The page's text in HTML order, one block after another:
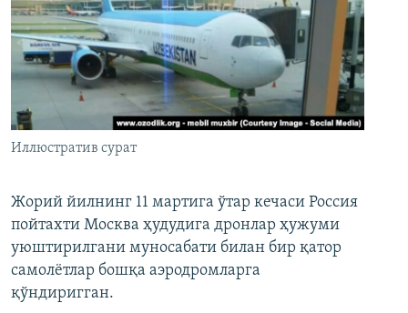
Иллюстратив сурат
Жорий йилнинг 11 мартига ўтар кечаси Россия
пойтахти Москва ҳудудига дронлар ҳужуми
уюштирилгани муносабати билан бир қатор
самолётлар бошқа аэродромларга
қўндиригган.